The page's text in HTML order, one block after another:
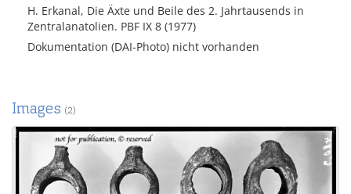
H. Erkanal, Die Äxte und Beile des 2. Jahrtausends in
Zentralanatolien. PBF IX 8 (1977)
Dokumentation (DAI-Photo) nicht vorhanden
Images (2)